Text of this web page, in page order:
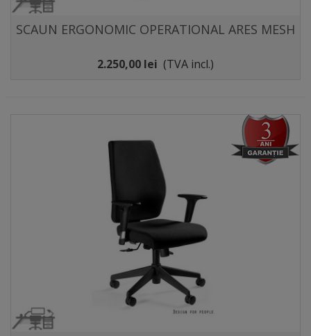
SCAUN ERGONOMIC OPERATIONAL ARES MESH
2.250,00 lei (TVA incl.)